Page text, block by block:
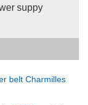
suppy
belt Charmilles